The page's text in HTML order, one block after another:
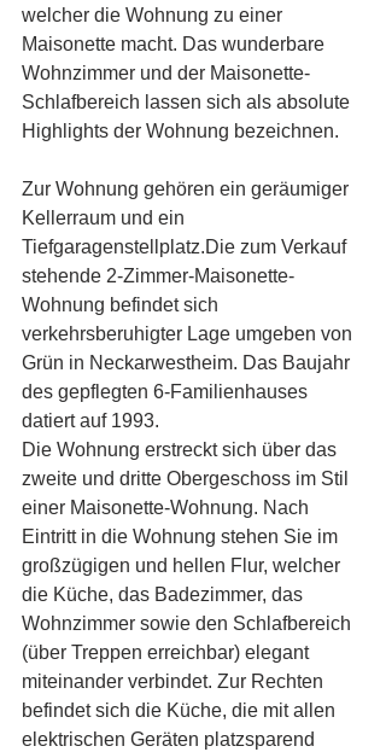
welcher die Wohnung zu einer
Maisonette macht. Das wunderbare
Wohnzimmer und der Maisonette-
Schlafbereich lassen sich als absolute
Highlights der Wohnung bezeichnen.
Zur Wohnung gehören ein geräumiger
Kellerraum und ein
Tiefgaragenstellplatz.Die zum Verkauf
stehende 2-Zimmer-Maisonette-
Wohnung befindet sich
verkehrsberuhigter Lage umgeben von
Grün in Neckarwestheim. Das Baujahr
des gepflegten 6-Familienhauses
datiert auf 1993.
Die Wohnung erstreckt sich über das
zweite und dritte Obergeschoss im Stil
einer Maisonette-Wohnung. Nach
Eintritt in die Wohnung stehen Sie im
großzügigen und hellen Flur, welcher
die Küche, das Badezimmer, das
Wohnzimmer sowie den Schlafbereich
(über Treppen erreichbar) elegant
miteinander verbindet. Zur Rechten
befindet sich die Küche, die mit allen
elektrischen Geräten platzsparend